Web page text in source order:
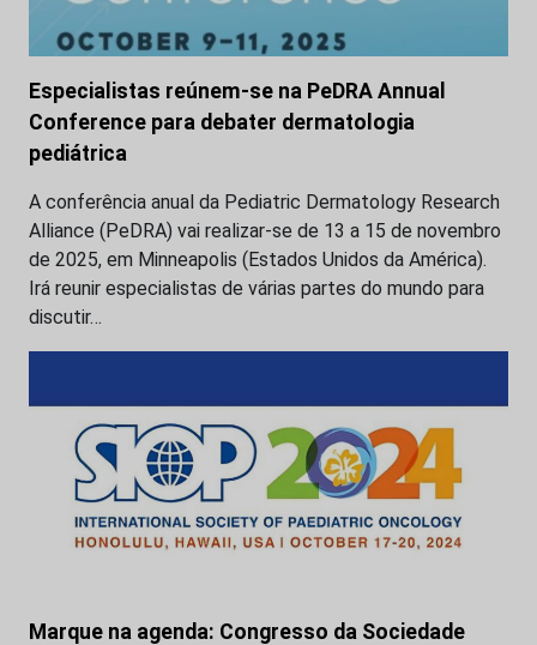
Especialistas reúnem-se na PeDRA Annual
Conference para debater dermatologia
pediátrica
A conferência anual da Pediatric Dermatology Research
Alliance (PeDRA) vai realizar-se de 13 a 15 de novembro
de 2025, em Minneapolis (Estados Unidos da América).
Irá reunir especialistas de várias partes do mundo para
discutir…
Marque na agenda: Congresso da Sociedade